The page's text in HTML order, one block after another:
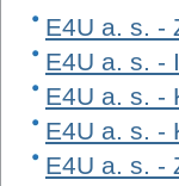
E4U a. s. -
E4U a. s. -
E4U a. s. -
E4U a. s. -
E4U a. s. -